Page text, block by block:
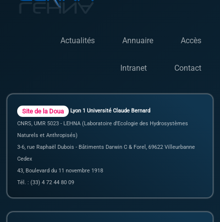
Actualités Annuaire Accès
Intranet Contact
Site de la Doua
Lyon 1 Université Claude Bernard
CNRS, UMR 5023 - LEHNA (Laboratoire d'Ecologie des Hydrosystèmes
Naturels et Anthropisés)
3-6, rue Raphaël Dubois - Bâtiments Darwin C & Forel, 69622 Villeurbanne
Cedex
43, Boulevard du 11 novembre 1918
Tél. : (33) 4 72 44 80 09